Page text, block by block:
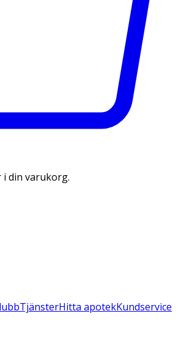
din varukorg.
TjänsterHitta apotekKundservice